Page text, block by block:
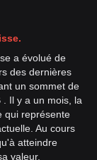
a évolué de
des dernières
un sommet de
Il y a un mois, la
qui représente
Au cours
atteindre
valeur.